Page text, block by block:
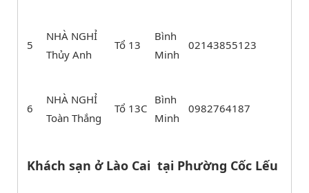
5
NHÀ NGHỈ
Thủy Anh
Tổ 13
Bình
Minh
02143855123
6
NHÀ NGHỈ
Toàn Thắng
Tổ 13C
Bình
Minh
0982764187
Khách sạn ở Lào Cai tại Phường Cốc Lếu